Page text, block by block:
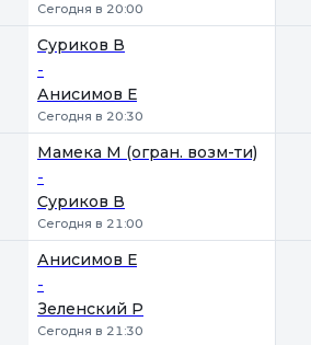
Сегодня в 20:00
Суриков В
-
Анисимов Е
Сегодня в 20:30
Мамека М (огран. возм-ти)
-
Суриков В
Сегодня в 21:00
Анисимов Е
-
Зеленский Р
Сегодня в 21:30